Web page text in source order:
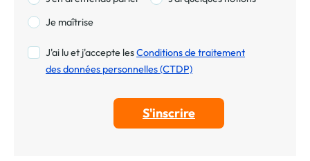
Je maîtrise
J'ai lu et j'accepte lesConditions de traitement
des données personnelles (CTDP)